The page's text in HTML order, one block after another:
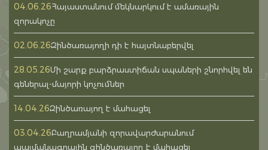
04.06.26Հայաստանում մեկնարկում է ամառային
զորակոչը
02.06.26Զինծառայողի դի է հայտնաբերվել
28.05.26Մի շարք բարձրաստիճան սպաների շնորհվել են
գեներալ-մայորի կոչումներ
14.04.26Զինծառայող է մահացել
03.04.26Բաղրամյանի զորավարժարանում
պայմանագրային զինծառայող է մահացել